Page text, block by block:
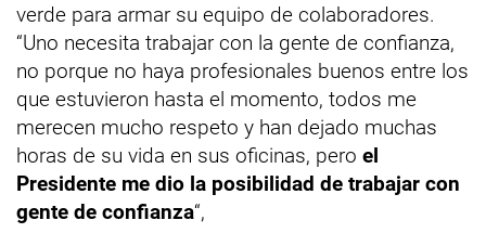
verde para armar su equipo de colaboradores.
“Uno necesita trabajar con la gente de confianza,
no porque no haya profesionales buenos entre los
que estuvieron hasta el momento, todos me
merecen mucho respeto y han dejado muchas
horas de su vida en sus oficinas, pero el
Presidente me dio la posibilidad de trabajar con
gente de confianza“,